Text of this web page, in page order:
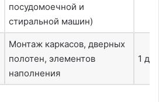
посудомоечной и
стиральной машин)
Монтаж каркасов, дверных
полотен, элементов
наполнения
1